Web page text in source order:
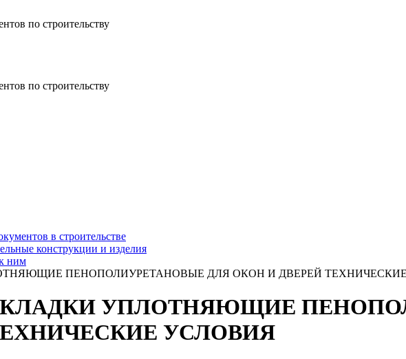
по строительству
по строительству
в строительстве
конструкции и изделия
ним
ПЕНОПОЛИУРЕТАНОВЫЕ ДЛЯ ОКОН И ДВЕРЕЙ
УПЛОТНЯЮЩИЕ
УСЛОВИЯ